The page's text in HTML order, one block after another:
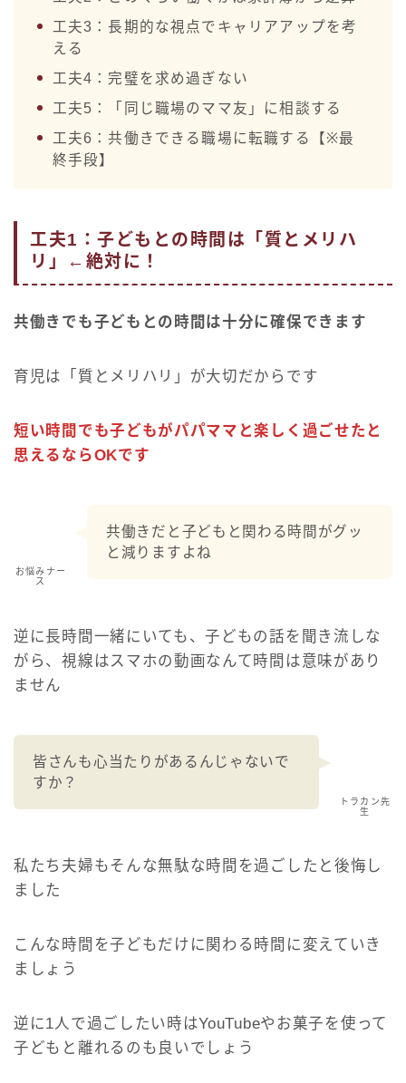
工夫3：長期的な視点でキャリアアップを考
える
工夫4：完璧を求め過ぎない
工夫5：「同じ職場のママ友」に相談する
工夫6：共働きできる職場に転職する【※最
終手段】
工夫1：子どもとの時間は「質とメリハ
リ」←絶対に！
共働きでも子どもとの時間は十分に確保できます
育児は「質とメリハリ」が大切だからです
短い時間でも子どもがパパママと楽しく過ごせたと
思えるならOKです
お悩みナー
ス
共働きだと子どもと関わる時間がグッ
と減りますよね
逆に長時間一緒にいても、子どもの話を聞き流しな
がら、視線はスマホの動画なんて時間は意味があり
ません
トラカン先
生
皆さんも心当たりがあるんじゃないで
すか？
私たち夫婦もそんな無駄な時間を過ごしたと後悔し
ました
こんな時間を子どもだけに関わる時間に変えていき
ましょう
逆に1人で過ごしたい時はYouTubeやお菓子を使って
子どもと離れるのも良いでしょう